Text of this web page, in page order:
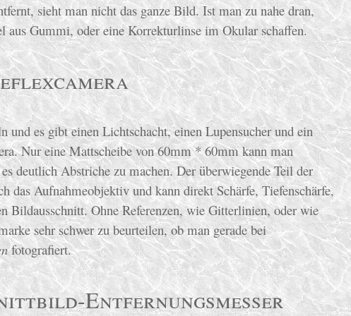
sieht man nicht das ganze Bild. Ist man zu nahe dran,
Gummi, oder eine Korrekturlinse im Okular schaffen.
und es gibt einen Lichtschacht, einen Lupensucher und ein
Nur eine Mattscheibe von 60mm * 60mm kann man
deutlich Abstriche zu machen. Der überwiegende Teil der
das Aufnahmeobjektiv und kann direkt Schärfe, Tiefenschärfe,
Bildausschnitt. Ohne Referenzen, wie Gitterlinien, oder wie
sehr schwer zu beurteilen, ob man gerade bei
fotografiert.
Entfernungsmesser